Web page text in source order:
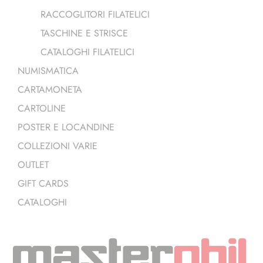
RACCOGLITORI FILATELICI
TASCHINE E STRISCE
CATALOGHI FILATELICI
NUMISMATICA
CARTAMONETA
CARTOLINE
POSTER E LOCANDINE
COLLEZIONI VARIE
OUTLET
GIFT CARDS
CATALOGHI